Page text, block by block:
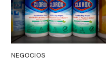
NEGOCIOS